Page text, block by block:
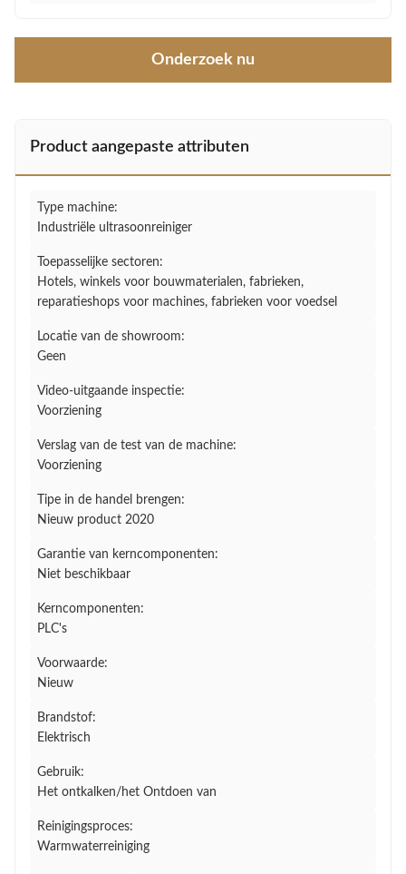
Onderzoek nu
Product aangepaste attributen
Type machine:
Industriële ultrasoonreiniger
Toepasselijke sectoren:
Hotels, winkels voor bouwmaterialen, fabrieken,
reparatieshops voor machines, fabrieken voor voedsel
Locatie van de showroom:
Geen
Video-uitgaande inspectie:
Voorziening
Verslag van de test van de machine:
Voorziening
Tipe in de handel brengen:
Nieuw product 2020
Garantie van kerncomponenten:
Niet beschikbaar
Kerncomponenten:
PLC's
Voorwaarde:
Nieuw
Brandstof:
Elektrisch
Gebruik:
Het ontkalken/het Ontdoen van
Reinigingsproces:
Warmwaterreiniging